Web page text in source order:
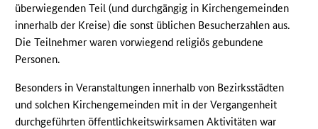
überwiegenden Teil (und durchgängig in Kirchengemeinden
innerhalb der Kreise) die sonst üblichen Besucherzahlen aus.
Die Teilnehmer waren vorwiegend religiös gebundene
Personen.
Besonders in Veranstaltungen innerhalb von Bezirksstädten
und solchen Kirchengemeinden mit in der Vergangenheit
durchgeführten öffentlichkeitswirksamen Aktivitäten war